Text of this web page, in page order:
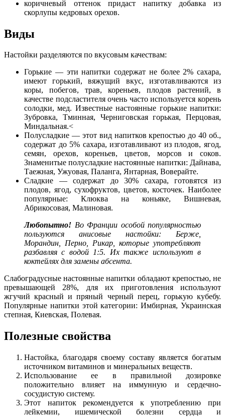
коричневый оттенок придаст напитку добавка из
скорлупы кедровых орехов.
Виды
Настойки разделяются по вкусовым качествам:
Горькие — эти напитки содержат не более 2% сахара,
имеют горький, вяжущий вкус, изготавливаются из
коры, побегов, трав, кореньев, плодов растений, в
качестве подсластителя очень часто используется корень
солодки, мед. Известные настоянные горькие напитки:
Зубровка, Тминная, Черниговская горькая, Перцовая,
Миндальная.<
Полусладкие — этот вид напитков крепостью до 40 об.,
содержат до 5% сахара, изготавливают из плодов, ягод,
семян, орехов, кореньев, цветов, морсов и соков.
Знаменитые полусладкие настоянные напитки: Дайнава,
Таежная, Ужуовая, Паланга, Янтарная, Воверайте.
Сладкие — содержат до 30% сахара, готовятся из
плодов, ягод, сухофруктов, цветов, косточек. Наиболее
популярные: Клюква на коньяке, Вишневая,
Абрикосовая, Малиновая.
Любопытно! Во Франции особой популярностью
пользуются анисовые настойки: Берже,
Морандин, Перно, Рикар, которые употребляют
разбавляя с водой 1:5. Их также используют в
коктейлях для замены абсента.
Слабоградусные настоянные напитки обладают крепостью, не
превышающей 28%, для их приготовления используют
жгучий красный и пряный черный перец, горькую кубебу.
Популярные напитки этой категории: Имбирная, Украинская
степная, Киевская, Полевая.
Полезные свойства
Настойка, благодаря своему составу является богатым
источником витаминов и минеральных веществ.
Использование ее в правильной дозировке
положительно влияет на иммунную и сердечно-
сосудистую систему.
Этот напиток рекомендуется к употреблению при
лейкемии, ишемической болезни сердца и